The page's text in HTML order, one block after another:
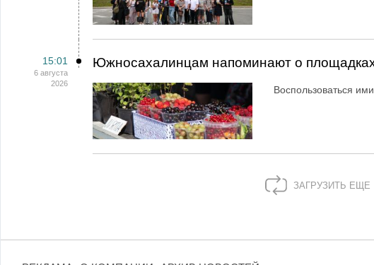
15:01
6 августа
2026
Южносахалинцам напоминают о
Воспользоваться
ЗАГРУЗИТЬ ЕЩЕ